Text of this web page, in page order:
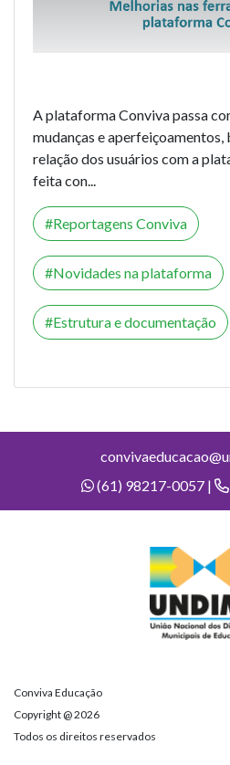
A plataforma Conviva passa
mudanças e
relação dos usuários com a
feita con...
Reportagens Conviva
Novidades na plataforma
Estrutura e documentação
(61) 98217-0057 |
Conviva Educação
Copyright @ 2026
Todos os direitos reservados